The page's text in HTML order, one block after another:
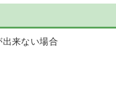
来ない場合